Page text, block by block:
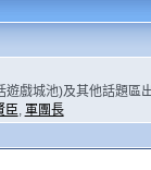
遊戲城池)及其他話題區
臣, 軍團長